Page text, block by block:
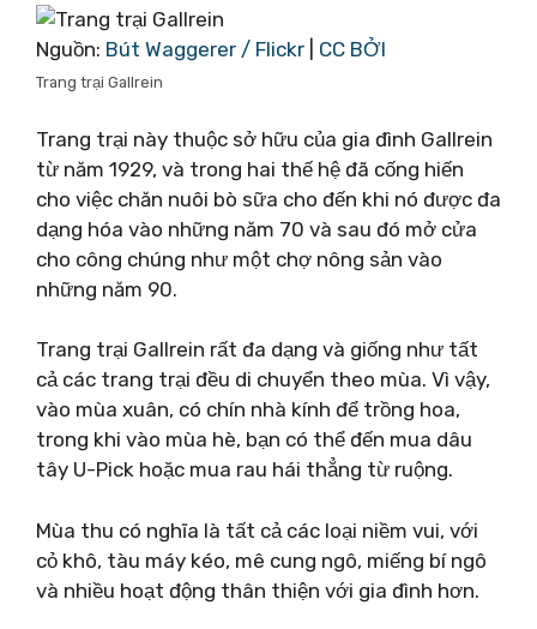
Nguồn: Bút Waggerer / Flickr CC BỞI
Trang trại Gallrein
Trang trại này thuộc sở hữu của gia đình Gallrein
từ năm 1929, và trong hai thế hệ đã cống hiến
cho việc chăn nuôi bò sữa cho đến khi nó được đa
dạng hóa vào những năm 70 và sau đó mở cửa
cho công chúng như một chợ nông sản vào
những năm 90.
Trang trại Gallrein rất đa dạng và giống như tất
cả các trang trại đều di chuyển theo mùa. Vì vậy,
vào mùa xuân, có chín nhà kính để trồng hoa,
trong khi vào mùa hè, bạn có thể đến mua dâu
tây U-Pick hoặc mua rau hái thẳng từ ruộng.
Mùa thu có nghĩa là tất cả các loại niềm vui, với
cỏ khô, tàu máy kéo, mê cung ngô, miếng bí ngô
và nhiều hoạt động thân thiện với gia đình hơn.